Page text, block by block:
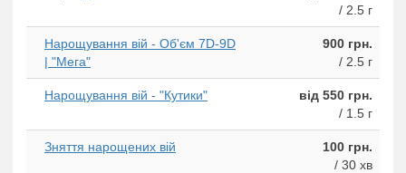
/ 2.5 г
Нарощування вій - Об'єм 7D-9D
| "Мега"
900 грн.
/ 2.5 г
Нарощування вій - "Кутики"
від 550 грн.
/ 1.5 г
Зняття нарощених вій
100 грн.
/ 30 хв